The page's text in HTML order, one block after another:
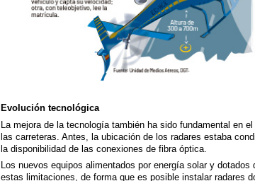
Evolución tecnológica
La mejora de la tecnología también ha sido fundamental en
las carreteras. Antes, la ubicación de los radares estaba
la disponibilidad de las conexiones de fibra óptica.
Los nuevos equipos alimentados por energía solar y
estas limitaciones, de forma que es posible instalar radares